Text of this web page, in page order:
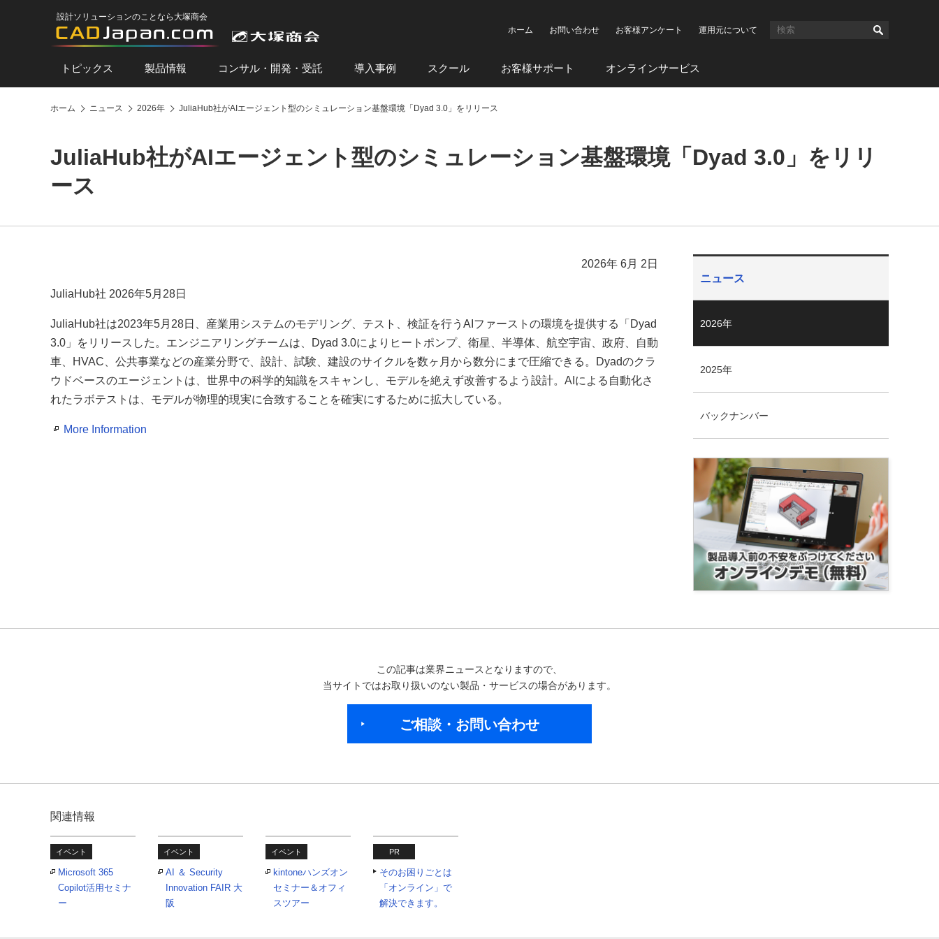
設計ソリューションのことなら大塚商会
ホーム
お問い合わせ お客様アンケート 運用元について
トピックス 製品情報 コンサル・開発・受託 導入事例 スクール お客様サポート オンラインサービス
ホーム ニュース 2026年 JuliaHub社がAIエージェント型のシミュレーション基盤環境「Dyad 3.0」をリリース
JuliaHub社がAIエージェント型のシミュレーション基盤環境「Dyad 3.0」をリリ
ース
2026年 6月 2日
JuliaHub社 2026年5月28日
JuliaHub社は2023年5月28日、産業用システムのモデリング、テスト、検証を行うAIファーストの環境を提供する「Dyad
3.0」をリリースした。エンジニアリングチームは、Dyad 3.0によりヒートポンプ、衛星、半導体、航空宇宙、政府、自動
車、HVAC、公共事業などの産業分野で、設計、試験、建設のサイクルを数ヶ月から数分にまで圧縮できる。Dyadのクラ
ウドベースのエージェントは、世界中の科学的知識をスキャンし、モデルを絶えず改善するよう設計。AIによる自動化さ
れたラボテストは、モデルが物理的現実に合致することを確実にするために拡大している。
More Information
この記事は業界ニュースとなりますので、
当サイトではお取り扱いのない製品・サービスの場合があります。
ご相談・お問い合わせ
関連情報
イベント
Microsoft 365
Copilot活用セミナ
ー
イベント
AI ＆ Security
Innovation FAIR 大
阪
イベント
kintoneハンズオン
セミナー＆オフィ
スツアー
PR
そのお困りごとは
「オンライン」で
解決できます。
ニュース
2026年
2025年
バックナンバー